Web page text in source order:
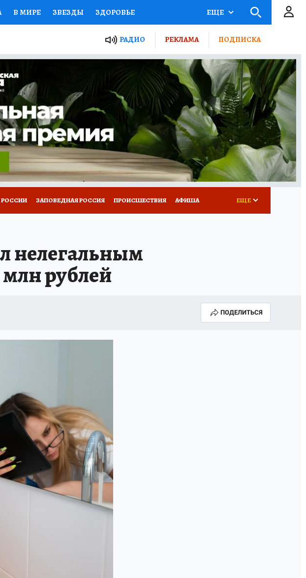
В МИРЕ ЗВЕЗДЫ ЗДОРОВЬЕ
ПРОЕКТЫ РОССИИ
ЖЕНСКИЕ СЕКРЕТЫ ПУТЕВОДИТЕЛЬ
ДЕФИЦИТ ЖЕЛЕЗА ТУРИЗМ
РАБОТА У НАС ГИД ПОТРЕБИТЕЛЯ ВСЕ О КП
ЕЩЕ
РАДИО РЕКЛАМА ПОДПИСКА
ЗАПОВЕДНАЯ РОССИЯ ПРОИСШЕСТВИЯ АФИША ЕЩЕ
нелегальным
рублей
ПОДЕЛИТЬСЯ